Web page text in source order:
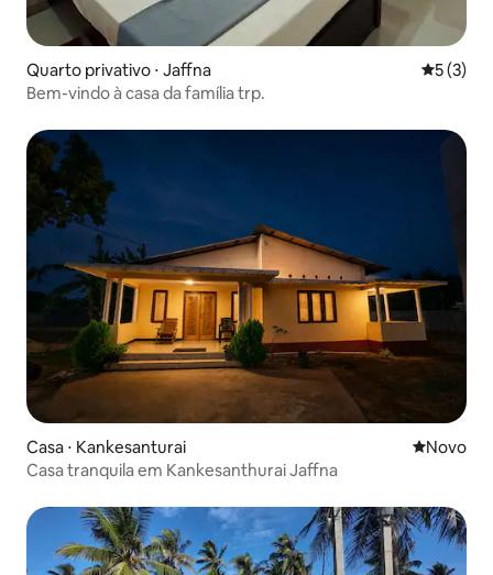
Quarto privativo ⋅ Jaffna 5 de
5 (3)
Bem-vindo à casa da família trp.
Casa ⋅ Kankesanturai Novo
Novo
Casa tranquila em Kankesanthurai Jaffna